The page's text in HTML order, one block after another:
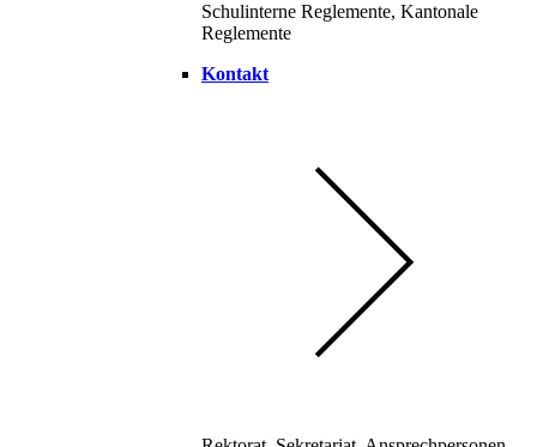
Schulinterne Reglemente, Kantonale
Reglemente
Kontakt